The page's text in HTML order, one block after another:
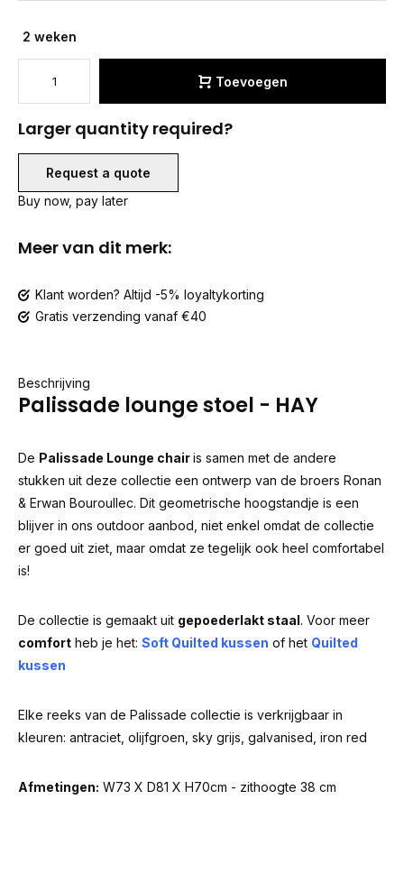
2 weken
Toevoegen
Larger quantity required?
Request a quote
Buy now, pay later
Meer van dit merk:
Klant worden? Altijd -5% loyaltykorting
Gratis verzending vanaf €40
Beschrijving
Palissade lounge stoel - HAY
De Palissade Lounge chairis samen met de andere
stukken uit deze collectie een ontwerp van de broers Ronan
& Erwan Bouroullec. Dit geometrische hoogstandje is een
blijver in ons outdoor aanbod, niet enkel omdat de collectie
er goed uit ziet, maar omdat ze tegelijk ook heel comfortabel
is!
De collectie is gemaakt uit gepoederlakt staal. Voor meer
comfort heb je het: Soft Quilted kussen of het Quilted
kussen
Elke reeks van de Palissade collectie is verkrijgbaar in
kleuren: antraciet, olijfgroen, sky grijs, galvanised, iron red
Afmetingen: W73 X D81 X H70cm - zithoogte 38 cm